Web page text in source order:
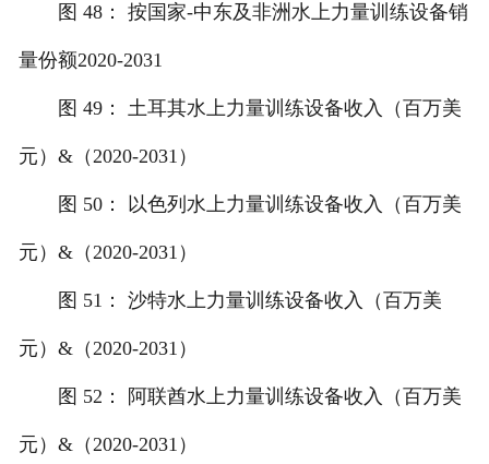
图 48： 按国家-中东及非洲水上力量训练设备销
量份额2020-2031
图 49： 土耳其水上力量训练设备收入（百万美
元）&（2020-2031）
图 50： 以色列水上力量训练设备收入（百万美
元）&（2020-2031）
图 51： 沙特水上力量训练设备收入（百万美
元）&（2020-2031）
图 52： 阿联酋水上力量训练设备收入（百万美
元）&（2020-2031）